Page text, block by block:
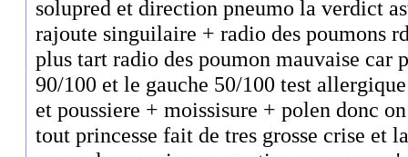
solupred et direction pneumo la verdict
rajoute singuilaire + radio des poumons
plus tart radio des poumon mauvaise car
90/100 et le gauche 50/100 test
et poussiere + moissisure + polen donc
tout princesse fait de tres grosse crise et